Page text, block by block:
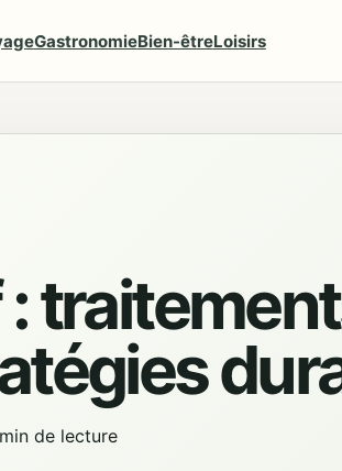
GastronomieBien-êtreLoisirs
min de lecture